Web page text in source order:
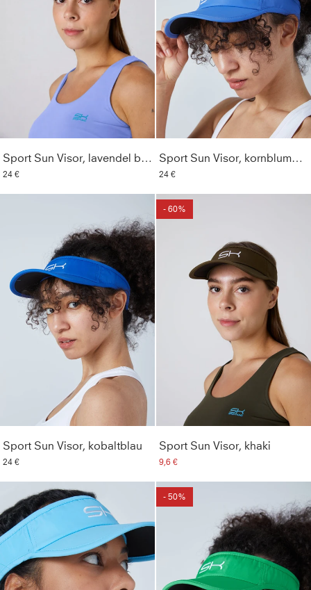
Sport Sun Visor, lavendel blau
24 €
Sport Sun Visor, kornblumen blau
24 €
Sport Sun Visor, kobaltblau
24 €
- 60%
Sport Sun Visor, khaki
9,6 €
- 50%